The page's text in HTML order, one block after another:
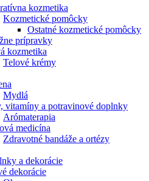
kozmetika
Kozmetické pomôcky
Ostatné kozmetické pomôcky
prípravky
kozmetika
Telové krémy
Mydlá
vitamíny a potravinové doplnky
Arómaterapia
medicína
Zdravotné bandáže a ortézy
a dekorácie
dekorácie